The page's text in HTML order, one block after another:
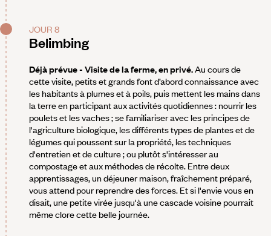
JOUR 8
Belimbing
Déjà prévue - Visite de la ferme, en privé.Au cours de
cette visite, petits et grands font d’abord connaissance avec
les habitants à plumes et à poils, puis mettent les mains dans
la terre en participant aux activités quotidiennes : nourrir les
poulets et les vaches ; se familiariser avec les principes de
l'agriculture biologique, les différents types de plantes et de
légumes qui poussent sur la propriété, les techniques
d'entretien et de culture ; ou plutôt s'intéresser au
compostage et aux méthodes de récolte. Entre deux
apprentissages, un déjeuner maison, fraîchement préparé,
vous attend pour reprendre des forces. Et si l'envie vous en
disait, une petite virée jusqu'à une cascade voisine pourrait
même clore cette belle journée.